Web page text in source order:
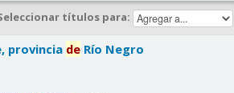
títulos para:
provincia de Río Negro